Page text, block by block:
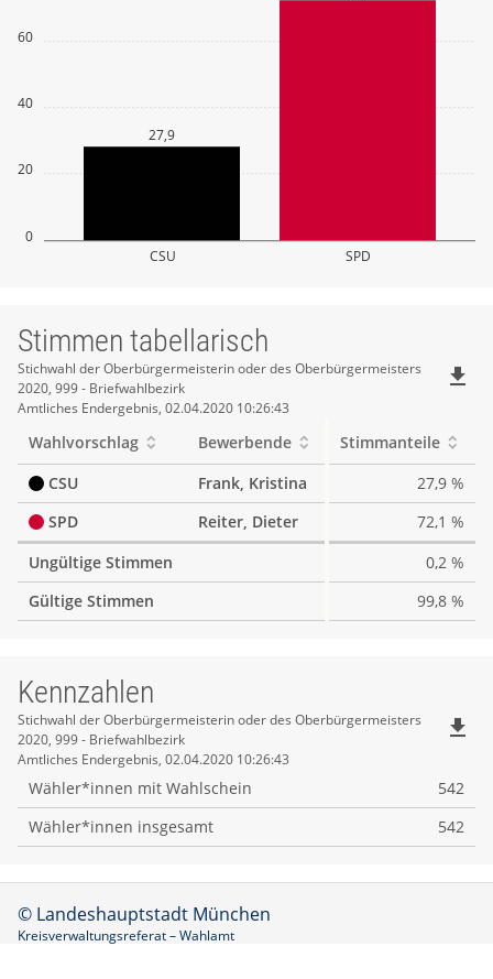
0
20
40
60
CSU SPD
27,9
Stimmen tabellarisch
Stimmen
tabellarisch
Stichwahl der Oberbürgermeisterin oder des Oberbürgermeisters
2020, 999 - Briefwahlbezirk
Amtliches Endergebnis, 02.04.2020 10:26:43
file_download
Wahlvorschlag Bewerbende
Stimmanteile
CSU
Frank, Kristina
27,9 %
SPD
Reiter, Dieter
72,1 %
Ungültige Stimmen
0,2 %
Gültige Stimmen
99,8 %
Kennzahlen
Kennzahlen
Stichwahl der Oberbürgermeisterin oder des Oberbürgermeisters
2020, 999 - Briefwahlbezirk
Amtliches Endergebnis, 02.04.2020 10:26:43
file_download
Wähler*innen mit Wahlschein
542
Wähler*innen insgesamt
542
© Landeshauptstadt München
Kreisverwaltungsreferat – Wahlamt